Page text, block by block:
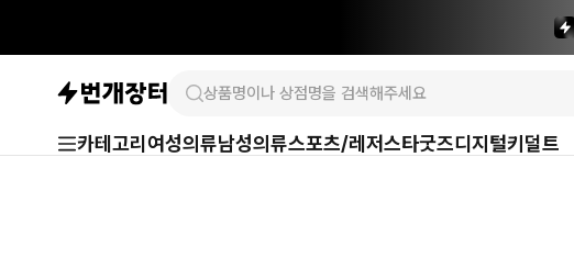
카테고리 여성의류남성의류스포츠/레저스타굿즈디지털키덜트